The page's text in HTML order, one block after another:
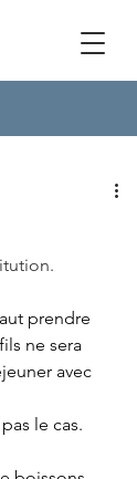
prendre
ne sera
avec
le cas.